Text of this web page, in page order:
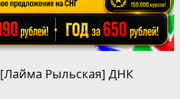
[Лайма Рыльская] ДНК